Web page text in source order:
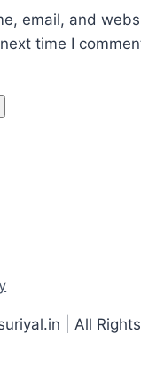
email, and
time I
| All